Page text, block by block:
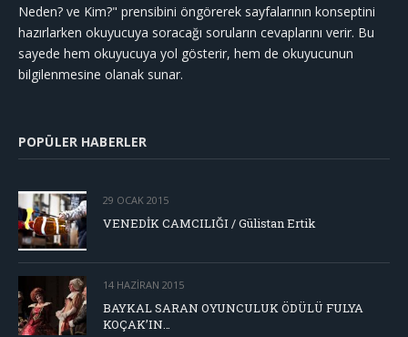
Neden? ve Kim?" prensibini öngörerek sayfalarının konseptini
hazırlarken okuyucuya soracağı soruların cevaplarını verir. Bu
sayede hem okuyucuya yol gösterir, hem de okuyucunun
bilgilenmesine olanak sunar.
POPÜLER HABERLER
29 OCAK 2015
VENEDİK CAMCILIĞI / Gülistan Ertik
14 HAZIRAN 2015
BAYKAL SARAN OYUNCULUK ÖDÜLÜ FULYA
KOÇAK’IN…